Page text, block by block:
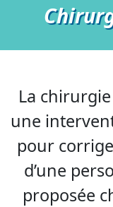
La
une
pour
d’une
proposée